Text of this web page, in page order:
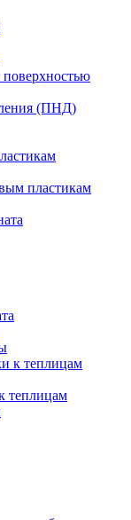
(ПНД)
пластикам
к теплицам
теплицам